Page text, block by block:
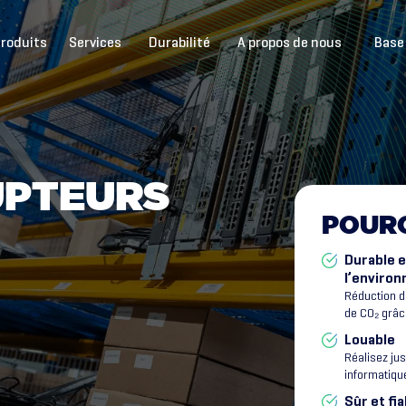
Services Durabilité A propos de nous
PTEURS
Durable
Réduction
de CO₂
Louable
Réalisez
Sûr et